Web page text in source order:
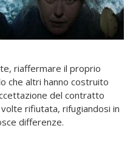
riaffermare il proprio
che altri hanno costruito
del contratto
rifiutata, rifugiandosi in
differenze.